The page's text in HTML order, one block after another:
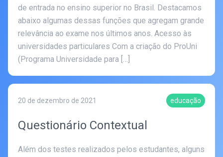
de entrada no ensino superior no Brasil. Destacamos
abaixo algumas dessas funções que agregam grande
relevância ao exame nos últimos anos. Acesso às
universidades particulares Com a criação do ProUni
(Programa Universidade para […]
20 de dezembro de 2021 educação
Questionário Contextual
Além dos testes realizados pelos estudantes, alguns